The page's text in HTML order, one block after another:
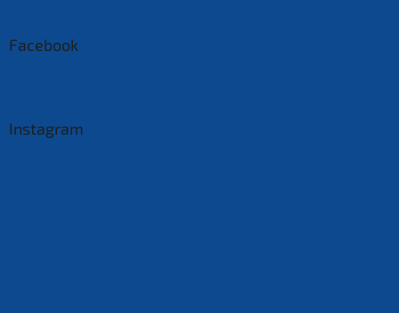
Facebook
Instagram